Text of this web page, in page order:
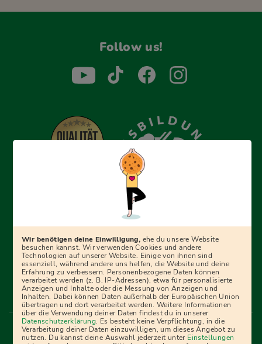
Follow us!
Erfolgreich bewerben mit Ausbildungspark: Wir
begleiten dich Schritt für Schritt bei deinem Start in den
Ratgebern und Prüfungspaketen, interaktiven
Videokursen und vielem mehr. Für alle, die was werden
wollen!
Menü Fußleiste
Impressum Bildquellen Presse
Mediadaten
Wir benötigen deine Einwilligung, ehe du unsere Website
besuchen kannst. Wir verwenden Cookies und andere
Technologien auf unserer Website. Einige von ihnen sind
essenziell, während andere uns helfen, die Website und deine
Erfahrung zu verbessern. Personenbezogene Daten können
verarbeitet werden (z. B. IP-Adressen), etwa für personalisierte
Anzeigen und Inhalte oder die Messung von Anzeigen und
Inhalten. Dabei können Daten außerhalb der Europäischen Union
übertragen und dort verarbeitet werden. Weitere Informationen
über die Verwendung deiner Daten findest du in unserer
Datenschutzerklärung. Es besteht keine Verpflichtung, in die
Verarbeitung deiner Daten einzuwilligen, um dieses Angebot zu
nutzen. Du kannst deine Auswahl jederzeit unter Einstellungen